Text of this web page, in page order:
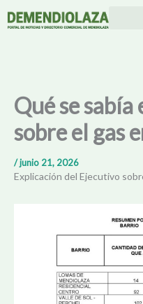
Qué se
sobre el gas
/junio 21, 2026
Explicación del Ejecutivo